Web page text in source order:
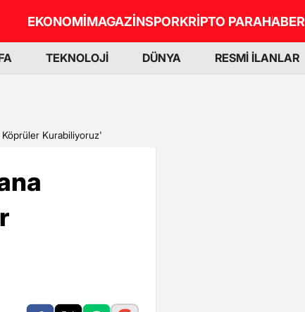
EKONOMİMAGAZİNSPORKRİPTO PARAHABER
TEKNOLOJİ DÜNYA RESMİ İLANLAR
Kurabiliyoruz'